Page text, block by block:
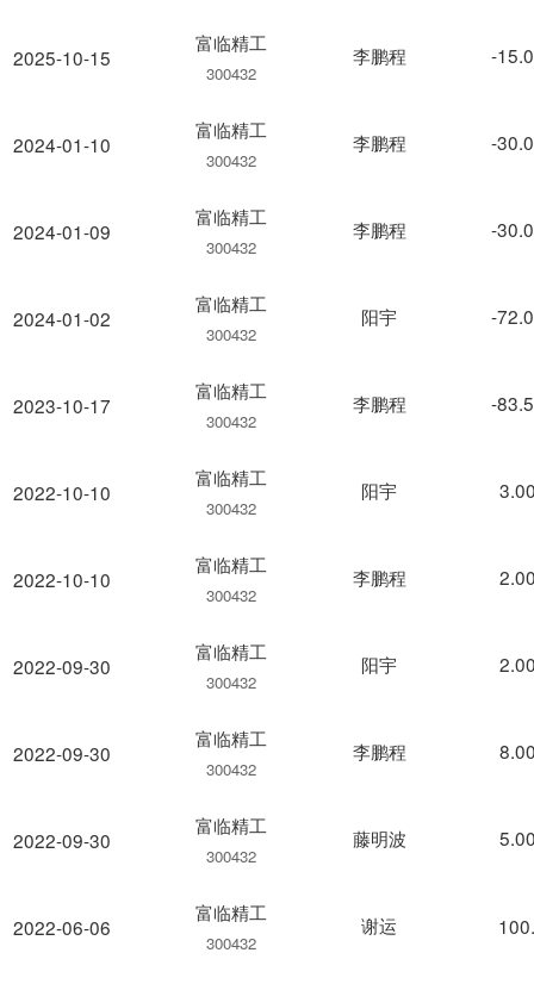
2025-10-15
2024-01-10
2024-01-09
2024-01-02
2023-10-17
2022-10-10
2022-10-10
2022-09-30
2022-09-30
2022-09-30
2022-06-06
富临精工
300432
李鹏程 -
富临精工
300432
李鹏程 -
富临精工
300432
李鹏程 -
富临精工
300432
阳宇 -
富临精工
300432
李鹏程 -
富临精工
300432
阳宇
富临精工
300432
李鹏程
富临精工
300432
阳宇
富临精工
300432
李鹏程
富临精工
300432
藤明波
富临精工
300432
谢运